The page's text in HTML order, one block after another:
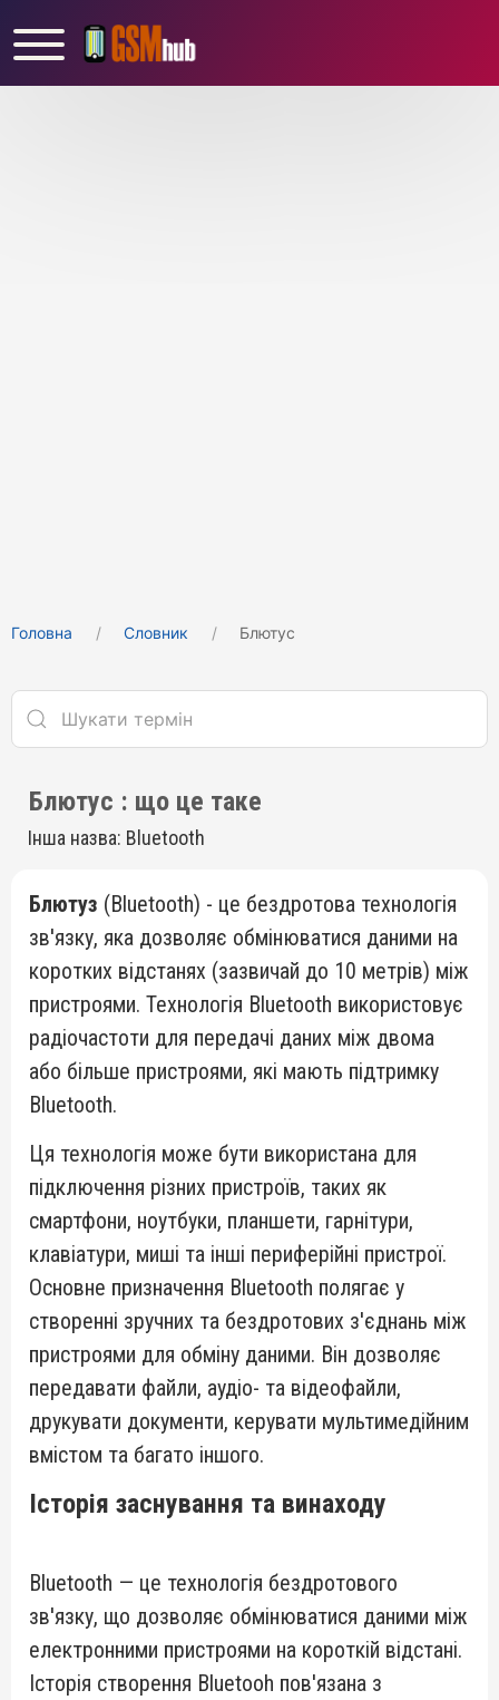
Головна Cловник Блютус
Блютус : що це таке
Інша назва: Bluetooth
Блютуз (Bluetooth) - це бездротова технологія
зв'язку, яка дозволяє обмінюватися даними на
коротких відстанях (зазвичай до 10 метрів) між
пристроями. Технологія Bluetooth використовує
радіочастоти для передачі даних між двома
або більше пристроями, які мають підтримку
Bluetooth.
Ця технологія може бути використана для
підключення різних пристроїв, таких як
смартфони, ноутбуки, планшети, гарнітури,
клавіатури, миші та інші периферійні пристрої.
Основне призначення Bluetooth полягає у
створенні зручних та бездротових з'єднань між
пристроями для обміну даними. Він дозволяє
передавати файли, аудіо- та відеофайли,
друкувати документи, керувати мультимедійним
вмістом та багато іншого.
Історія заснування та винаходу
Bluetooth — це технологія бездротового
зв'язку, що дозволяє обмінюватися даними між
електронними пристроями на короткій відстані.
Історія створення Bluetooh пов'язана з